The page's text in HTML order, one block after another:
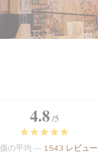
4.8 /5
の平均 — 1543 レビュー